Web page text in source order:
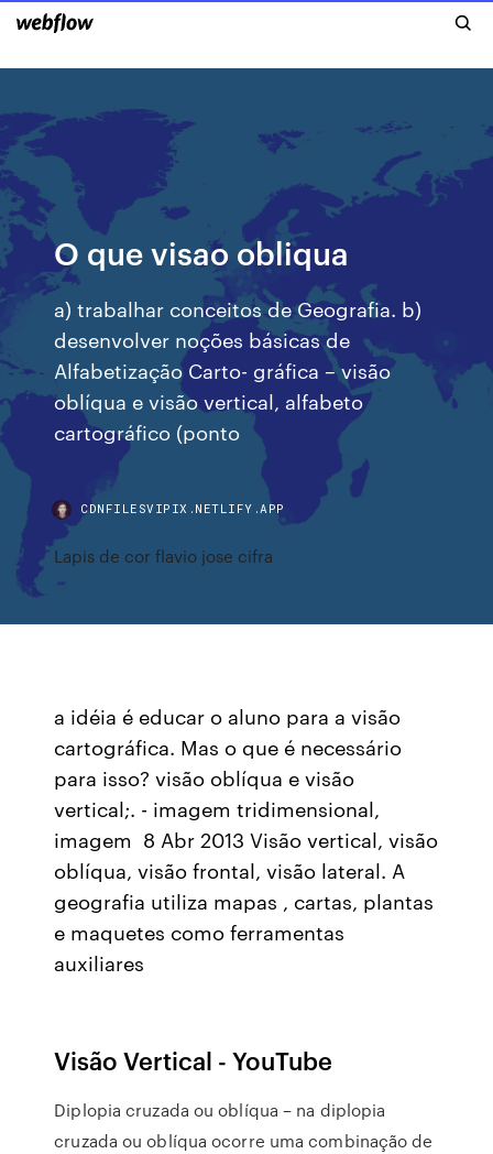
O que visao obliqua
a) trabalhar conceitos de Geografia. b)
desenvolver noções básicas de
Alfabetização Carto- gráfica – visão
oblíqua e visão vertical, alfabeto
cartográfico (ponto
CDNFILESVIPIX.NETLIFY.APP
Lapis de cor flavio jose cifra
a idéia é educar o aluno para a visão
cartográfica. Mas o que é necessário
para isso? visão oblíqua e visão
vertical;. - imagem tridimensional,
imagem 8 Abr 2013 Visão vertical, visão
oblíqua, visão frontal, visão lateral. A
geografia utiliza mapas , cartas, plantas
e maquetes como ferramentas
auxiliares
Visão Vertical - YouTube
Diplopia cruzada ou oblíqua – na diplopia
cruzada ou oblíqua ocorre uma combinação de